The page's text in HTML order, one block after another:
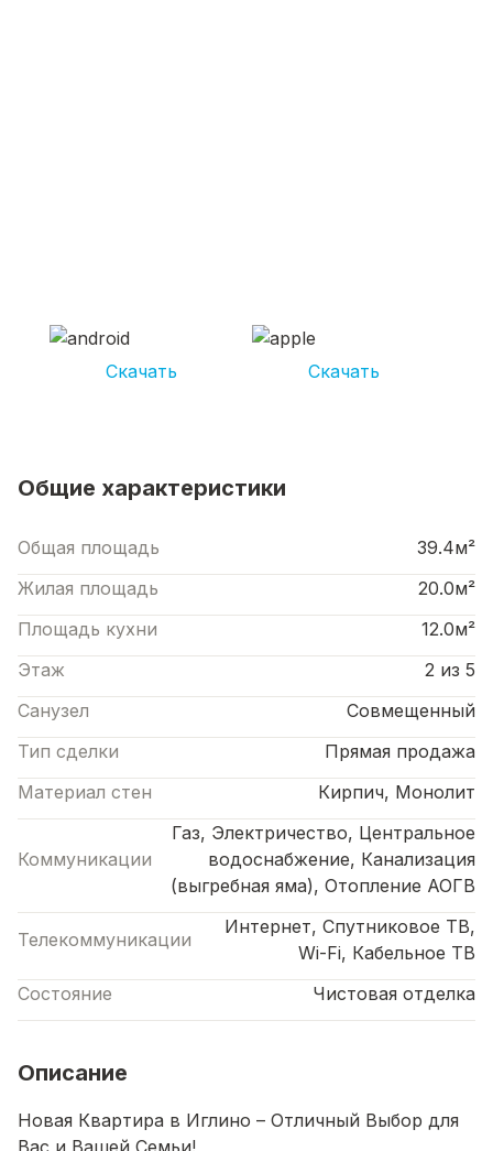
Скачать Скачать
Общие характеристики
Общая площадь
39.4м²
Жилая площадь
20.0м²
Площадь кухни
12.0м²
Этаж
2 из 5
Санузел
Совмещенный
Тип сделки
Прямая продажа
Материал стен
Кирпич, Монолит
Коммуникации
Газ, Электричество, Центральное
водоснабжение, Канализация
(выгребная яма), Отопление АОГВ
Телекоммуникации
Интернет, Спутниковое ТВ,
Wi-Fi, Кабельное ТВ
Состояние
Чистовая отделка
Описание
Новая Квартира в Иглино – Отличный Выбор для
Вас и Вашей Семьи!